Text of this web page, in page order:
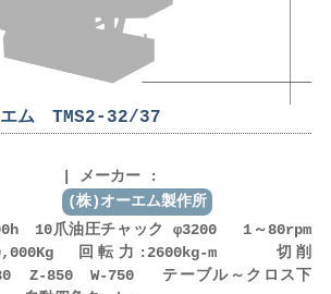
エム TMS2-32/37
メーカー :
(株)オーエム製作所
10爪油圧チャック φ3200 1～80rpm
回転力:2600kg-m 切削
Z-850 W-750 テーブル～クロス下